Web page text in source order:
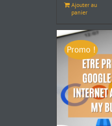
Ajouter au
panier
Promo !